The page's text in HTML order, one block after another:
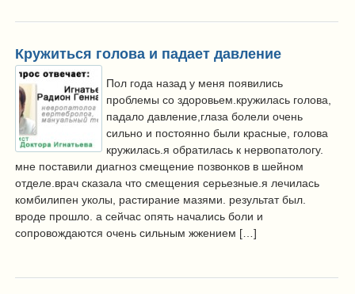
Кружиться голова и падает давление
Пол года назад у меня появились
проблемы со здоровьем.кружилась голова,
падало давление,глаза болели очень
сильно и постоянно были красные, голова
кружилась.я обратилась к нервопатологу.
мне поставили диагноз смещение позвонков в шейном
отделе.врач сказала что смещения серьезные.я лечилась
комбилипен уколы, растирание мазями. результат был.
вроде прошло. а сейчас опять начались боли и
сопровождаются очень сильным жжением […]